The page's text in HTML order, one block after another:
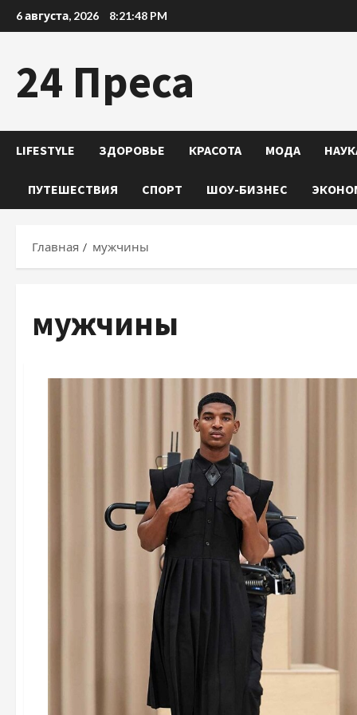
Перейти
к
6 августа, 2026 8:21:49 PM
24 Преса
LIFESTYLE ЗДОРОВЬЕ КРАСОТА МОДА
ПУТЕШЕСТВИЯ СПОРТ ШОУ-БИЗНЕС
Главная мужчины
мужчины